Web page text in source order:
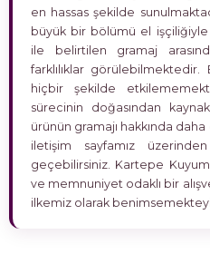
en hassas şekilde
büyük bir bölümü el
ile belirtilen gramaj
farklılıklar
hiçbir şekilde
sürecinin doğasından
ürünün gramajı hakkında
iletişim sayfamız
geçebilirsiniz. Kartepe
ve memnuniyet odaklı bir
ilkemiz olarak